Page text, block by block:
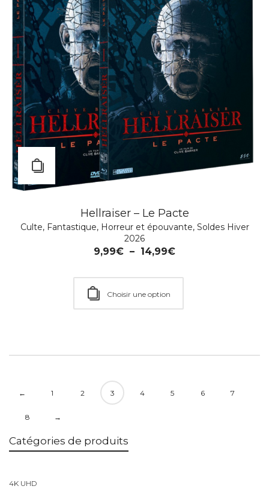
Hellraiser – Le Pacte
Culte, Fantastique, Horreur et épouvante, Soldes Hiver
2026
9,99€ – 14,99€
Choisir une option
← 1 2 3 4 5 6 7
8 →
Catégories de produits
4K UHD